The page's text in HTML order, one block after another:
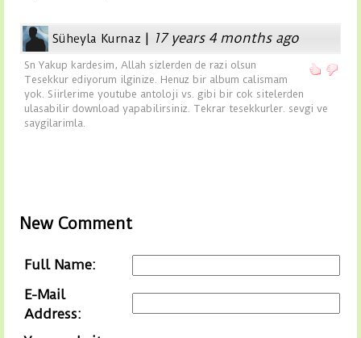
Süheyla Kurnaz | 17 years 4 months ago
Sn Yakup kardesim, Allah sizlerden de razi olsun
Tesekkur ediyorum ilginize. Henuz bir album calismam
yok. Siirlerime youtube antoloji vs. gibi bir cok sitelerden
ulasabilir download yapabilirsiniz. Tekrar tesekkurler. sevgi ve
saygilarimla.
New Comment
Full Name:
E-Mail
Address: